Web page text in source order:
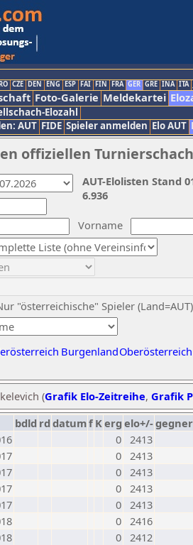
CZE DEN ENG ESP FAI FIN FRA GER GRE INA ITA
Foto-Galerie Meldekartei
Elozahl
AUT FIDE Spieler anmelden Elo AUT
offiziellen
Vorname
"österreichische" Spieler (Land=AUT)
BurgenlandOberösterreich
AUT-Elolisten Stand
6.936
(Grafik Elo-Zeitreihe, Grafik
bdld rd datumf Kerg elo+/-gegner
0 2413
0 2413
0 2413
0 2413
0 2413
0 2416
0 2412